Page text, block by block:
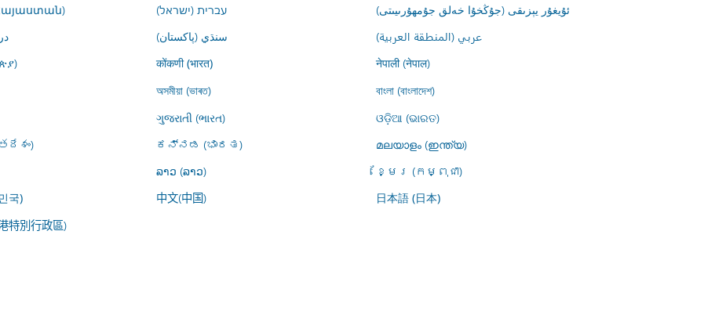
עברית (ישראל)
ئۇيغۇر يېزىقى (جۇڭخۇا خەلق جۇمھۇرىيىتى)
سنڌي (پاکستان)
عربي (المنطقة العربية)
कोंकणी (भारत)
नेपाली (नेपाल)
অসমীয়া (ভাৰত)
বাংলা (বাংলাদেশ)
ગુજરાતી (ભારત)
ଓଡ଼ିଆ (ଭାରତ)
ಕನ್ನಡ (ಭಾರತ)
മലയാളം (ഇന്ത്യ)
ລາວ (ລາວ)
ខ្មែរ (កម្ពុជា)
국) 中文(中国) 日本語 (日本)
特別行政區)